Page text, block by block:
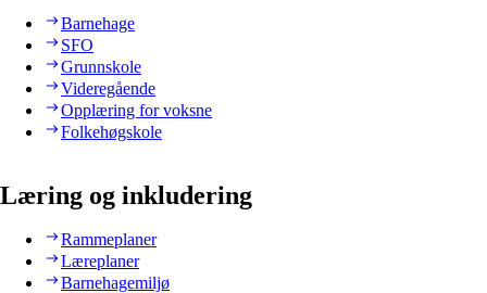
Barnehage
SFO
Grunnskole
Videregående
Opplæring for voksne
Folkehøgskole
Læring og inkludering
Rammeplaner
Læreplaner
Barnehagemiljø